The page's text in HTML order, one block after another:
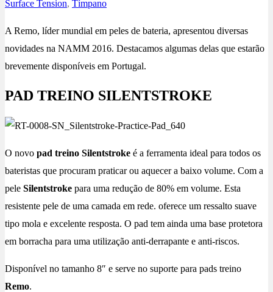
Surface Tension, Tímpano
A Remo, líder mundial em peles de bateria, apresentou diversas
novidades na NAMM 2016. Destacamos algumas delas que estarão
brevemente disponíveis em Portugal.
PAD TREINO SILENTSTROKE
O novo pad treino Silentstroke é a ferramenta ideal para todos os
bateristas que procuram praticar ou aquecer a baixo volume. Com a
pele Silentstroke para uma redução de 80% em volume. Esta
resistente pele de uma camada em rede. oferece um ressalto suave
tipo mola e excelente resposta. O pad tem ainda uma base protetora
em borracha para uma utilização anti-derrapante e anti-riscos.
Disponível no tamanho 8″ e serve no suporte para pads treino
Remo.